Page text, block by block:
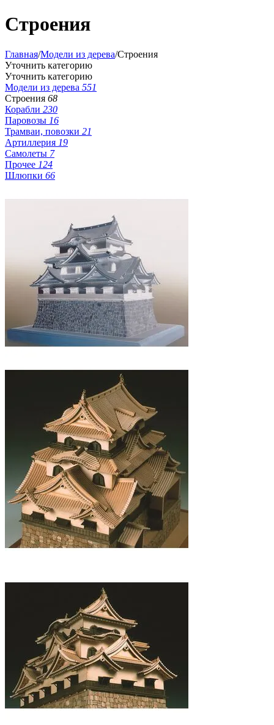
Строения
Главная/Модели из дерева/Строения
Уточнить категорию
Уточнить категорию
Модели из дерева 551
Строения 68
Корабли 230
Паровозы 16
Трамваи, повозки 21
Артиллерия 19
Самолеты 7
Прочее 124
Шлюпки 66